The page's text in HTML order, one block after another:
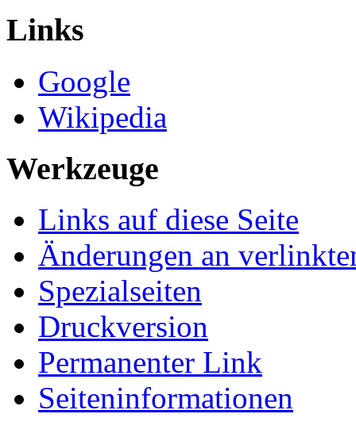
Links
Google
Wikipedia
Werkzeuge
Links auf diese Seite
Änderungen an
Spezialseiten
Druckversion
Permanenter Link
Seiten­informationen